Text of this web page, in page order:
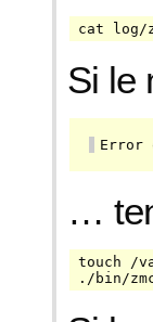
cat log/
Si le
Error
…
touch /
./bin/